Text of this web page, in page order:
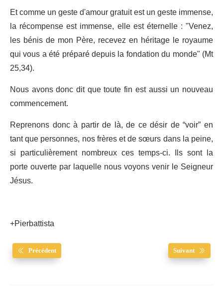
Et comme un geste d'amour gratuit est un geste immense,
la récompense est immense, elle est éternelle : "Venez,
les bénis de mon Père, recevez en héritage le royaume
qui vous a été préparé depuis la fondation du monde" (Mt
25,34).
Nous avons donc dit que toute fin est aussi un nouveau
commencement.
Reprenons donc à partir de là, de ce désir de “voir” en
tant que personnes, nos frères et de sœurs dans la peine,
si particulièrement nombreux ces temps-ci. Ils sont la
porte ouverte par laquelle nous voyons venir le Seigneur
Jésus.
+Pierbattista
Précédent Suivant